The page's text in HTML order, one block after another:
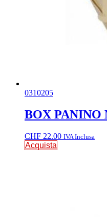
0310205
BOX PANINO
CHF 22.00 IVA Inclusa
Acquista